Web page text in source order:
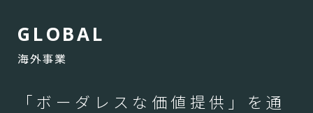
G LOBAL
海外事業
「ボーダレスな価値提供」を通